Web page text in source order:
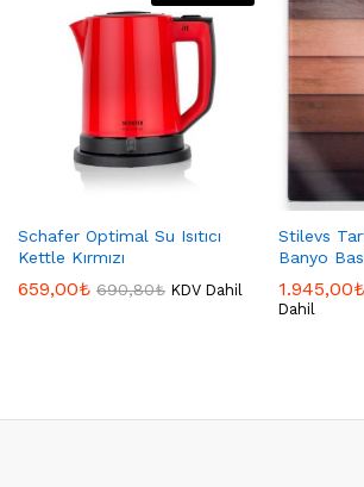
Schafer Optimal Su Isıtıcı
Kettle Kırmızı
659,00₺ 690,80₺ KDV Dahil
Stilevs
Banyo
1.945,00₺
Dahil